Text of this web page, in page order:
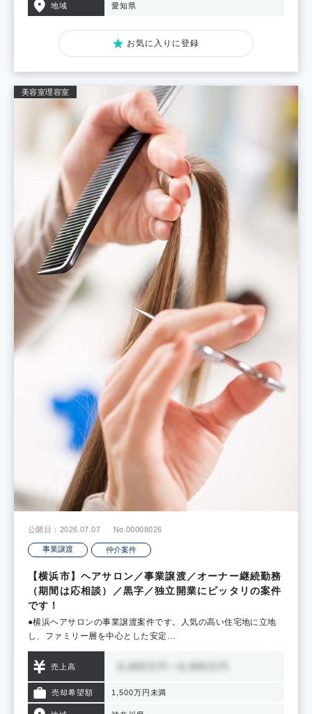
地域 愛知県
お気に入りに登録
美容室理容室
公開日：2026.07.07 No.00008026
事業譲渡 仲介案件
【横浜市】ヘアサロン／事業譲渡／オーナー継続勤務
（期間は応相談）／黒字／独立開業にピッタリの案件
です！
●横浜ヘアサロンの事業譲渡案件です。人気の高い住宅地に立地
し、ファミリー層を中心とした安定…
売上高
売却希望額 1,500万円未満